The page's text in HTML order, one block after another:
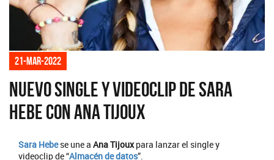
21-mar-2022
Nuevo single y videoclip de Sara
Hebe con Ana Tijoux
Sara Hebese une a Ana Tijouxpara lanzar el single y
videoclip de “Almacén de datos”.